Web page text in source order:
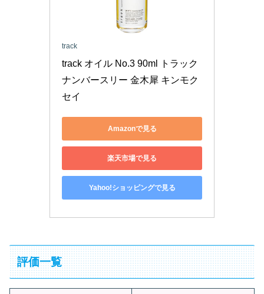
track
track オイル No.3 90ml トラック
ナンバースリー 金木犀 キンモク
セイ
Amazonで見る
楽天市場で見る
Yahoo!ショッピングで見る
評価一覧